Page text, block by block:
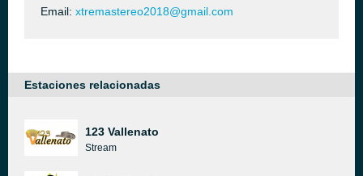
Email: xtremastereo2018@gmail.com
Estaciones relacionadas
123 Vallenato
Stream